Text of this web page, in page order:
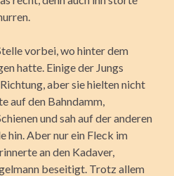
vorbei, wo hinter dem
hatte. Einige der Jungs
aber sie hielten nicht
auf den Bahndamm,
und sah auf der anderen
hin. Aber nur ein Fleck im
an den Kadaver,
beseitigt. Trotz allem